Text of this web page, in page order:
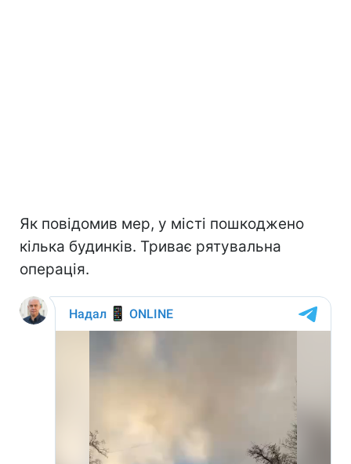
Як повідомив мер, у місті пошкоджено
кілька будинків. Триває рятувальна
операція.